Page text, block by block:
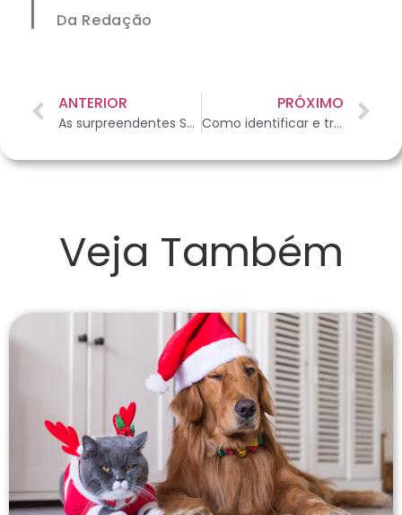
Da Redação
ANTERIOR
As surpreendentes Salamandras
PRÓXIMO
Como identificar e tratar doenças de pele em roedores
Veja Também